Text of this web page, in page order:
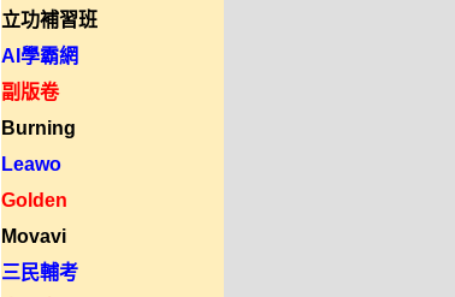
立功補習班
AI學霸網
副版卷
Burning
Leawo
Golden
Movavi
三民輔考